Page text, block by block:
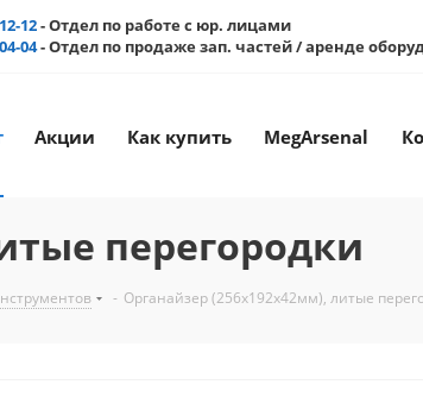
12- Отдел по работе с юр. лицами
04- Отдел по продаже зап. частей / аренде
Акции Как купить MegArsenal
перегородки
- Органайзер (256х192х42мм), литые